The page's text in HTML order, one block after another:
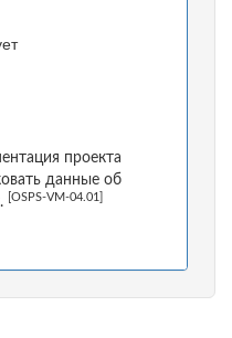
проекта
данные об
[OSPS-VM-04.01]